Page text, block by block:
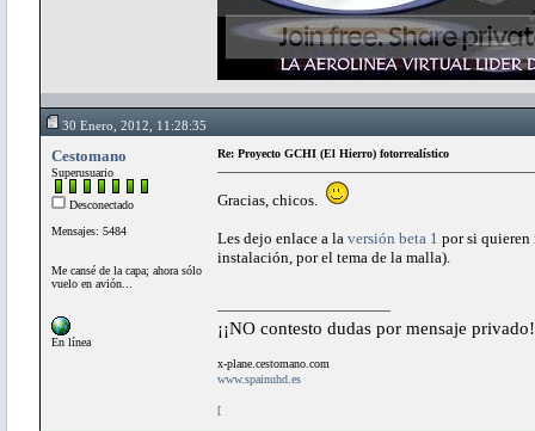
30 Enero, 2012, 11:28:35
Cestomano
Superusuario
Desconectado
Mensajes: 5484
Me cansé de la capa; ahora sólo
vuelo en avión...
En línea
Re: Proyecto GCHI (El Hierro) fotorrealístico
Gracias, chicos.
Les dejo enlace a la versión beta 1 por si
instalación, por el tema de la malla).
¡¡NO contesto dudas por mensaje
x-plane.cestomano.com
www.spainuhd.es
[